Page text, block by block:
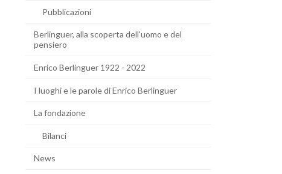
Pubblicazioni
Berlinguer, alla scoperta dell'uomo e del
pensiero
Enrico Berlinguer 1922 - 2022
I luoghi e le parole di Enrico Berlinguer
La fondazione
Bilanci
News